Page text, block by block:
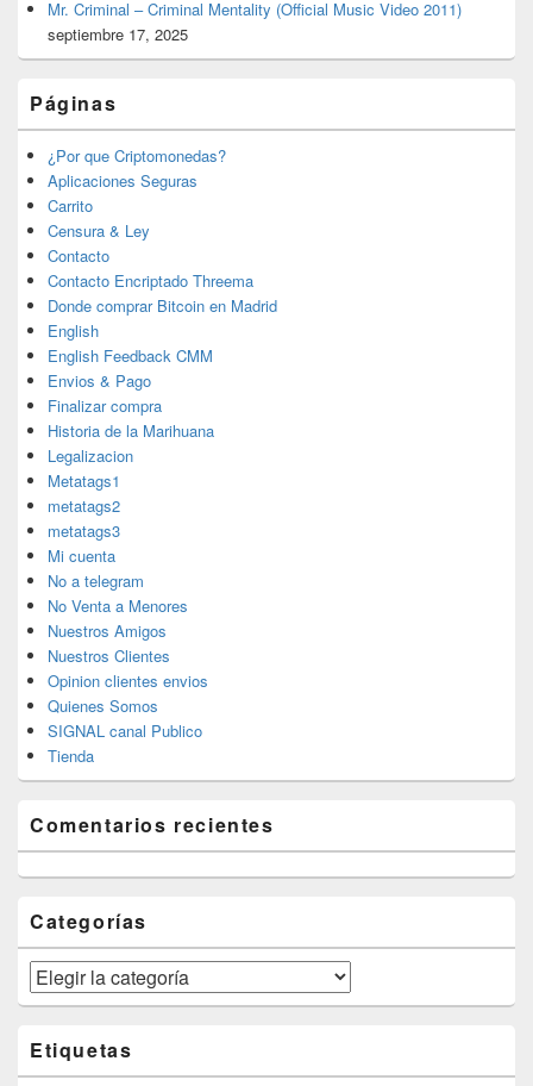
Mr. Criminal – Criminal Mentality (Official Music Video 2011)
septiembre 17, 2025
Páginas
¿Por que Criptomonedas?
Aplicaciones Seguras
Carrito
Censura & Ley
Contacto
Contacto Encriptado Threema
Donde comprar Bitcoin en Madrid
English
English Feedback CMM
Envios & Pago
Finalizar compra
Historia de la Marihuana
Legalizacion
Metatags1
metatags2
metatags3
Mi cuenta
No a telegram
No Venta a Menores
Nuestros Amigos
Nuestros Clientes
Opinion clientes envios
Quienes Somos
SIGNAL canal Publico
Tienda
Comentarios recientes
Categorías
Categorías
Etiquetas